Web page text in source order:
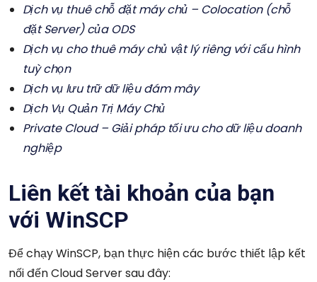
Dịch vụ thuê chỗ đặt máy chủ – Colocation (chỗ
đặt Server) của ODS
Dịch vụ cho thuê máy chủ vật lý riêng với cấu hình
tuỳ chọn
Dịch vụ lưu trữ dữ liệu đám mây
Dịch Vụ Quản Trị Máy Chủ
Private Cloud – Giải pháp tối ưu cho dữ liệu doanh
nghiệp
Liên kết tài khoản của bạn
với WinSCP
Để chạy WinSCP, bạn thực hiện các bước thiết lập kết
nối đến Cloud Server sau đây: